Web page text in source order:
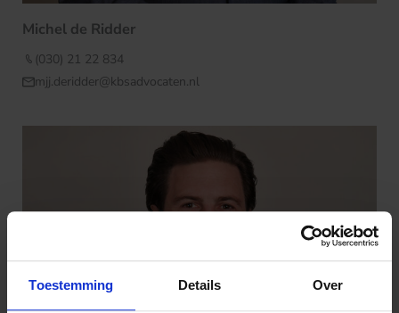
Toestemming Details Over
Michel de Ridder
(030) 21 22 834
mjj.deridder@kbsadvocaten.nl